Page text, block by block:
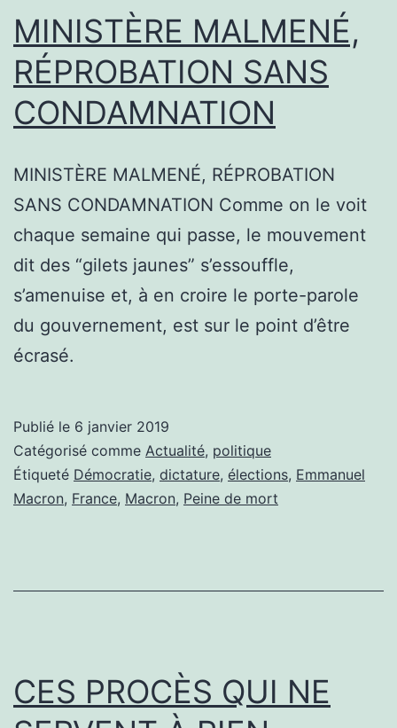
MINISTÈRE MALMENÉ,
RÉPROBATION SANS
CONDAMNATION
MINISTÈRE MALMENÉ, RÉPROBATION
SANS CONDAMNATION Comme on le voit
chaque semaine qui passe, le mouvement
dit des “gilets jaunes” s’essouffle,
s’amenuise et, à en croire le porte-parole
du gouvernement, est sur le point d’être
écrasé.
Publié le 6 janvier 2019
Catégorisé comme Actualité, politique
Étiqueté Démocratie, dictature, élections, Emmanuel
Macron, France, Macron, Peine de mort
CES PROCÈS QUI NE